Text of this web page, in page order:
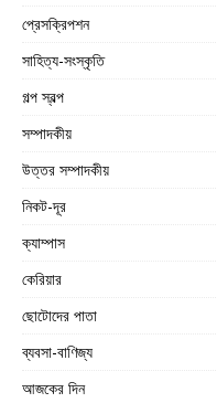
প্রেসক্রিপশন
সাহিত্য-সংস্কৃতি
গল্প স্বল্প
সম্পাদকীয়
উত্তর সম্পাদকীয়
নিকট-দূর
ক্যাম্পাস
কেরিয়ার
ছোটোদের পাতা
ব্যবসা-বাণিজ্য
আজকের দিন